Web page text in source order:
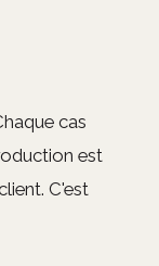
cas
est
C'est